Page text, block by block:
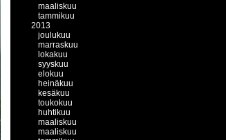
maaliskuu
tammikuu
2013
joulukuu
marraskuu
lokakuu
syyskuu
elokuu
heinäkuu
kesäkuu
toukokuu
huhtikuu
maaliskuu
maaliskuu